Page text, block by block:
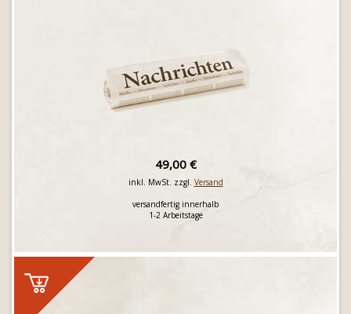
49,00 €
inkl. MwSt. zzgl. Versand
versandfertig innerhalb
1-2 Arbeitstage